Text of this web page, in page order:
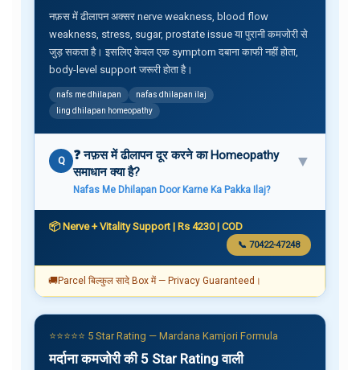
नफ़स में ढीलापन अक्सर nerve weakness, blood flow
weakness, stress, sugar, prostate issue या पुरानी कमजोरी से
जुड़ सकता है। इसलिए केवल एक symptom दबाना काफी नहीं होता,
body-level support जरूरी होता है।
nafs me dhilapan
nafas dhilapan ilaj
ling dhilapan homeopathy
Q
❓ नफ़स में ढीलापन दूर करने का Homeopathy
समाधान क्या है?
Nafas Me Dhilapan Door Karne Ka Pakka Ilaj?
▼
📦 Nerve + Vitality Support | Rs 4230 | COD
📞 70422-47248
🚚Parcel बिल्कुल सादे Box में — Privacy Guaranteed।
⭐⭐⭐⭐⭐ 5 Star Rating — Mardana Kamjori Formula
मर्दाना कमजोरी की 5 Star Rating वाली